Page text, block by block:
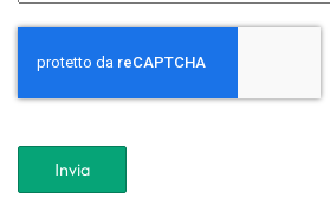
Invia